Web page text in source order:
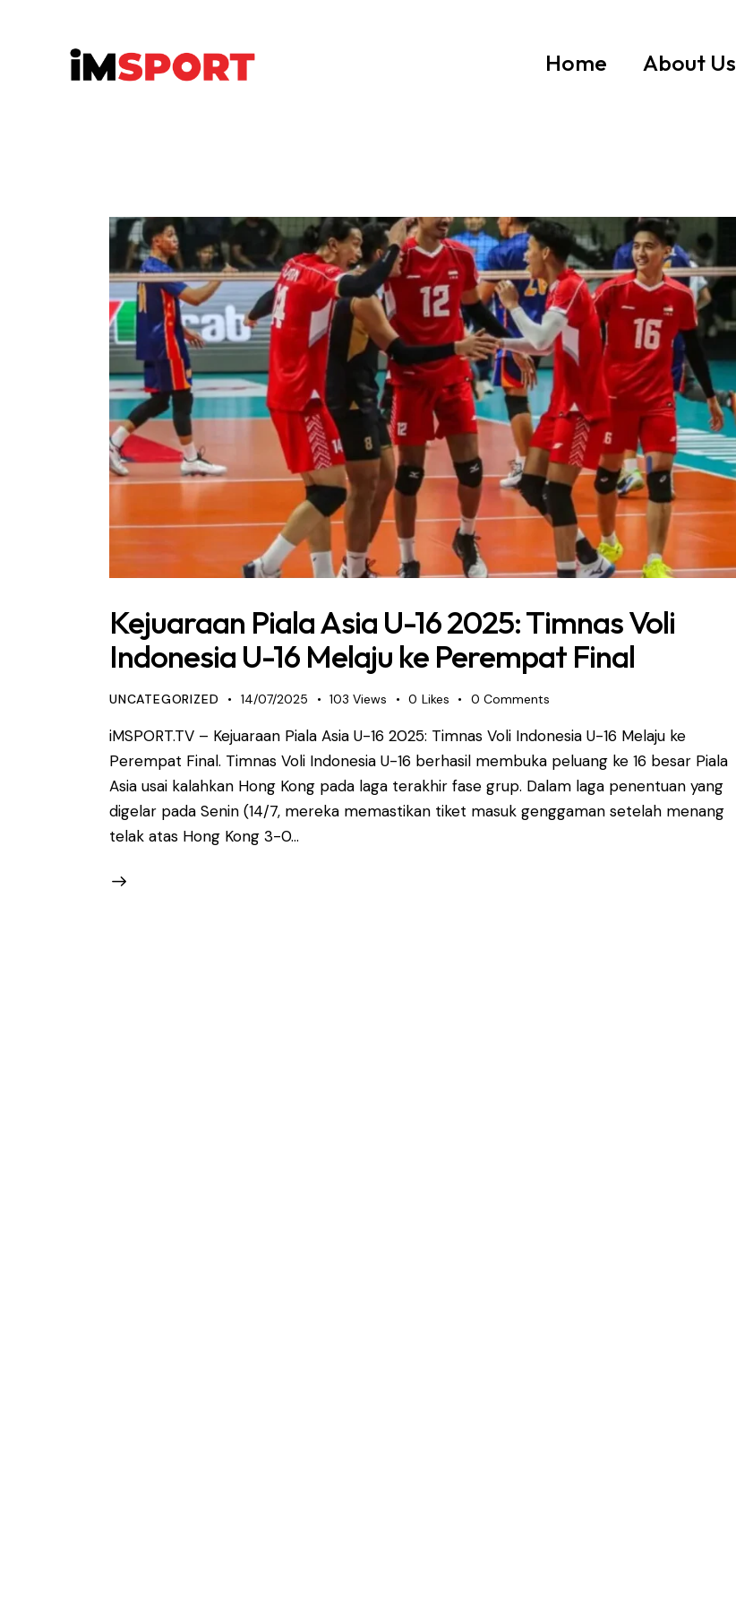
Home About Us
Kejuaraan Piala Asia U-16 2025: Timnas Voli
Indonesia U-16 Melaju ke Perempat Final
UNCATEGORIZED 14/07/2025 103 Views 0 Likes 0 Comments
iMSPORT.TV – Kejuaraan Piala Asia U-16 2025: Timnas Voli Indonesia U-16 Melaju ke
Perempat Final. Timnas Voli Indonesia U-16 berhasil membuka peluang ke 16 besar Piala
Asia usai kalahkan Hong Kong pada laga terakhir fase grup. Dalam laga penentuan yang
digelar pada Senin (14/7, mereka memastikan tiket masuk genggaman setelah menang
telak atas Hong Kong 3-0…